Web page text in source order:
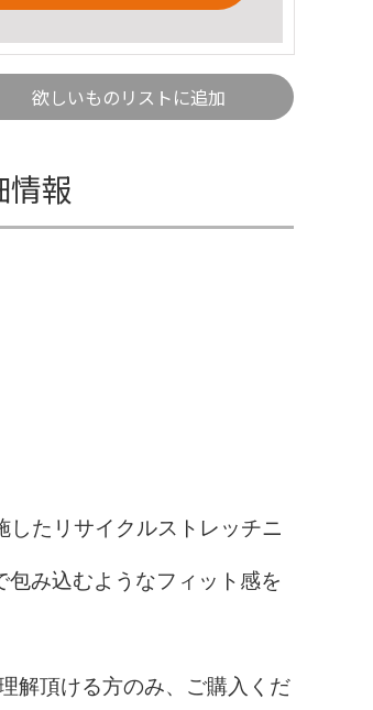
欲しいものリストに追加
情報
たリサイクルストレッチニ
み込むようなフィット感を
解頂ける方のみ、ご購入くだ